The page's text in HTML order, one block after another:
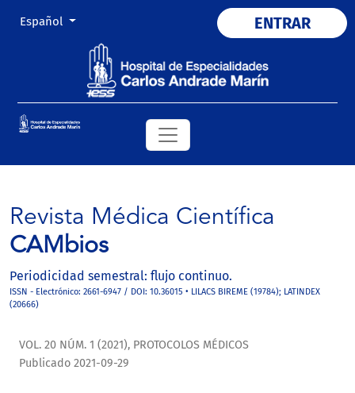
Cambiar el idioma. El actual es:
Español ENTRAR
Revista Médica Científica
CAMbios
Periodicidad semestral: flujo continuo.
ISSN - Electrónico: 2661-6947 / DOI: 10.36015 • LILACS BIREME (19784); LATINDEX
(20666)
VOL. 20 NÚM. 1 (2021), PROTOCOLOS MÉDICOS
Publicado 2021-09-29